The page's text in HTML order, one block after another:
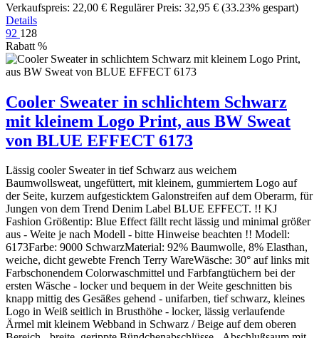
Verkaufspreis: 22,00 € Regulärer Preis: 32,95 € (33.23% gespart)
Details
92 128
Rabatt %
Cooler Sweater in schlichtem Schwarz
mit kleinem Logo Print, aus BW Sweat
von BLUE EFFECT 6173
Lässig cooler Sweater in tief Schwarz aus weichem
Baumwollsweat, ungefüttert, mit kleinem, gummiertem Logo auf
der Seite, kurzem aufgesticktem Galonstreifen auf dem Oberarm, für
Jungen von dem Trend Denim Label BLUE EFFECT. !! KJ
Fashion Größentip: Blue Effect fällt recht lässig und minimal größer
aus - Weite je nach Modell - bitte Hinweise beachten !! Modell:
6173Farbe: 9000 SchwarzMaterial: 92% Baumwolle, 8% Elasthan,
weiche, dicht gewebte French Terry WareWäsche: 30° auf links mit
Farbschonendem Colorwaschmittel und Farbfangtüchern bei der
ersten Wäsche - locker und bequem in der Weite geschnitten bis
knapp mittig des Gesäßes gehend - unifarben, tief schwarz, kleines
Logo in Weiß seitlich in Brusthöhe - locker, lässig verlaufende
Ärmel mit kleinem Webband in Schwarz / Beige auf dem oberen